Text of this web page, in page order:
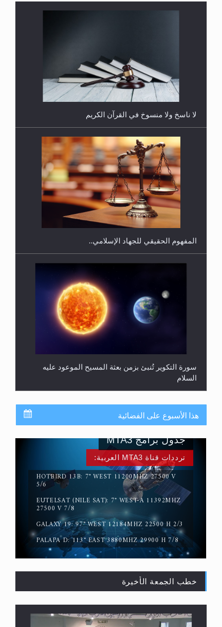
هل يجوز فتح مشروع كوافير نسائي للمحجبات وغير
المحجبات؟
لا ناسخ ولا منسوخ في القرآن الكريم
المفهوم الحقيقي للجهاد الإسلامي..
سورة التكوير تُنبئ بزمن بعثة المسيح الموعود عليه
حقيقة المسيح الدجال
العكس
هذا الأسبوع على الفضائية
ترددات قناة MTA3 العربية:
HOTBIRD 13B: 7° WEST 11200MHZ 27500 V
5/6
EUTELSAT (NILE SAT): 7° WEST-A 11392MHZ
27500 V 7/8
GALAXY 19: 97° WEST 12184MHZ 22500 H 2/3
PALAPA D: 113° EAST 3880MHZ 29900 H 7/8
جدول برامج MTA3
خطب الجمعة الأخيرة